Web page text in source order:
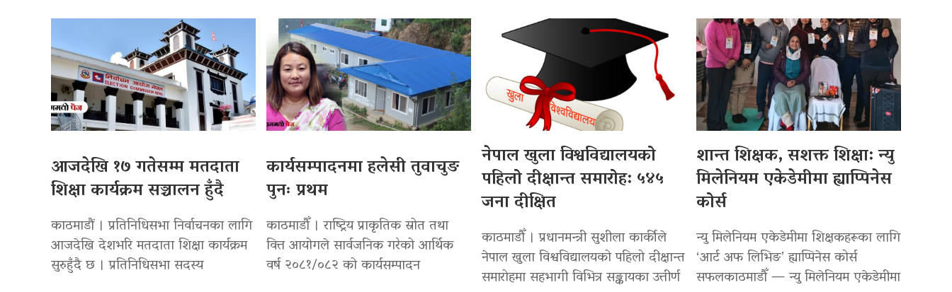
आजदेखि १७ गतेसम्म मतदाता
शिक्षा कार्यक्रम सञ्चालन हुँदै
काठमाडौं । प्रतिनिधिसभा निर्वाचनका लागि
आजदेखि देशभरि मतदाता शिक्षा कार्यक्रम
सुरुहुँदै छ । प्रतिनिधिसभा सदस्य
कार्यसम्पादनमा हलेसी तुवाचुङ
पुनः प्रथम
काठमाडौँ । राष्ट्रिय प्राकृतिक स्रोत तथा
वित्त आयोगले सार्वजनिक गरेको आर्थिक
वर्ष २०८१/०८२ को कार्यसम्पादन
नेपाल खुला विश्वविद्यालयको
पहिलो दीक्षान्त समारोह: ५४५
जना दीक्षित
काठमाडौँ । प्रधानमन्त्री सुशीला कार्कीले
नेपाल खुला विश्वविद्यालयको पहिलो दीक्षान्त
समारोहमा सहभागी विभित्र सङ्कायका उत्तीर्ण
शान्त शिक्षक, सशक्त शिक्षा: न्यु
मिलेनियम एकेडेमीमा ह्याप्पिनेस
कोर्स
न्यु मिलेनियम एकेडेमीमा शिक्षकहरूका लागि
‘आर्ट अफ लिभिङ’ ह्याप्पिनेस कोर्स
सफलकाठमाडौँ — न्यु मिलेनियम एकेडेमीमा